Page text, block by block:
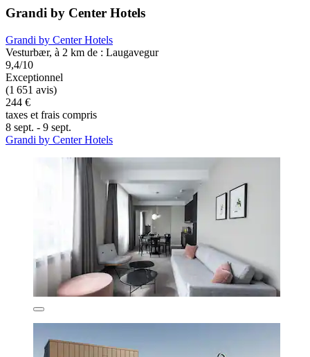
Grandi by Center Hotels
Grandi by Center Hotels
Vesturbær, à 2 km de : Laugavegur
9,4/10
Exceptionnel
(1 651 avis)
244 €
taxes et frais compris
8 sept. - 9 sept.
Grandi by Center Hotels